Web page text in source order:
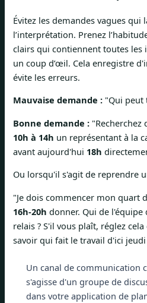
Évitez les demandes vagues qui
l’interprétation. Prenez
clairs qui contiennent toutes
un coup d’œil. Cela enregistre
évite les erreurs.
Mauvaise demande : "Qui peut
Bonne demande : "Recherchez
10h à 14h un représentant à la
avant aujourd'hui 18h
Ou lorsqu'il s'agit de reprendre
"Je dois commencer mon quart
16h-20h donner. Qui de l'équipe
relais ? S'il vous plaît, réglez
savoir qui fait le travail d'ici
Un canal de communication
s'agisse d'un groupe de
dans votre application de